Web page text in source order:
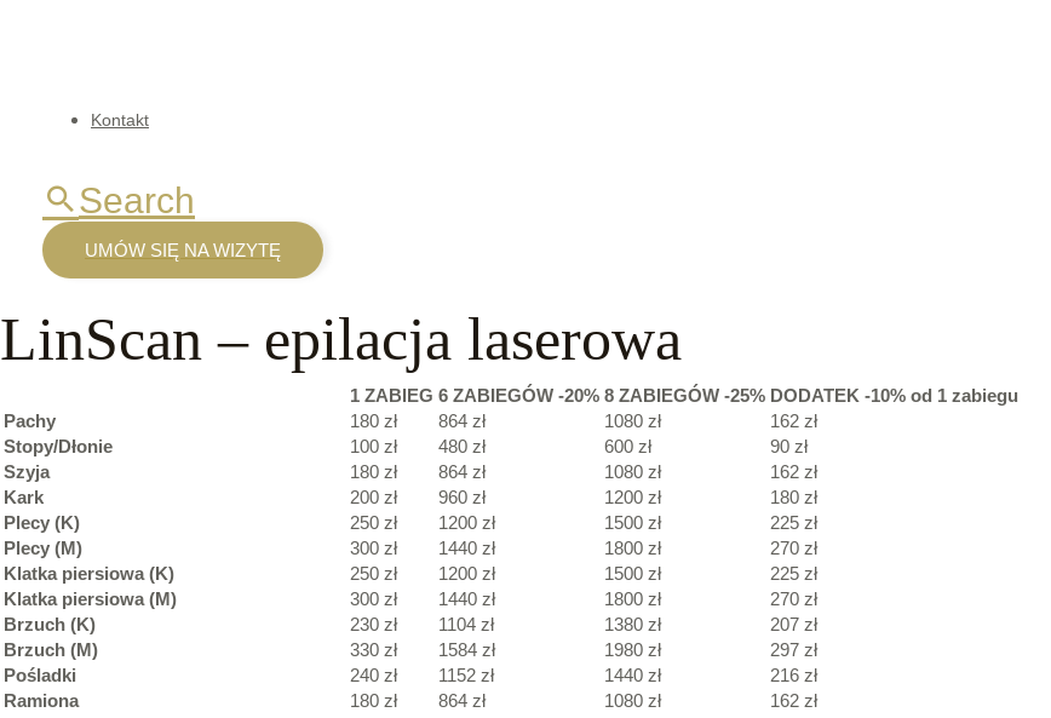
Kontakt
Search
UMÓW SIĘ NA WIZYTĘ
LinScan – epilacja laserowa
1 ZABIEG 6 ZABIEGÓW -20% 8 ZABIEGÓW -25% DODATEK -10% od 1 zabiegu
Pachy
180 zł 864 zł 1080 zł
162 zł
Stopy/Dłonie
100 zł 480 zł 600 zł
90 zł
Szyja
180 zł 864 zł 1080 zł
162 zł
Kark
200 zł 960 zł 1200 zł
180 zł
Plecy (K)
250 zł 1200 zł 1500 zł
225 zł
Plecy (M)
300 zł 1440 zł 1800 zł
270 zł
Klatka piersiowa (K)
250 zł 1200 zł 1500 zł
225 zł
Klatka piersiowa (M)
300 zł 1440 zł 1800 zł
270 zł
Brzuch (K)
230 zł 1104 zł 1380 zł
207 zł
Brzuch (M)
330 zł 1584 zł 1980 zł
297 zł
Pośladki
240 zł 1152 zł 1440 zł
216 zł
Ramiona
180 zł 864 zł 1080 zł
162 zł